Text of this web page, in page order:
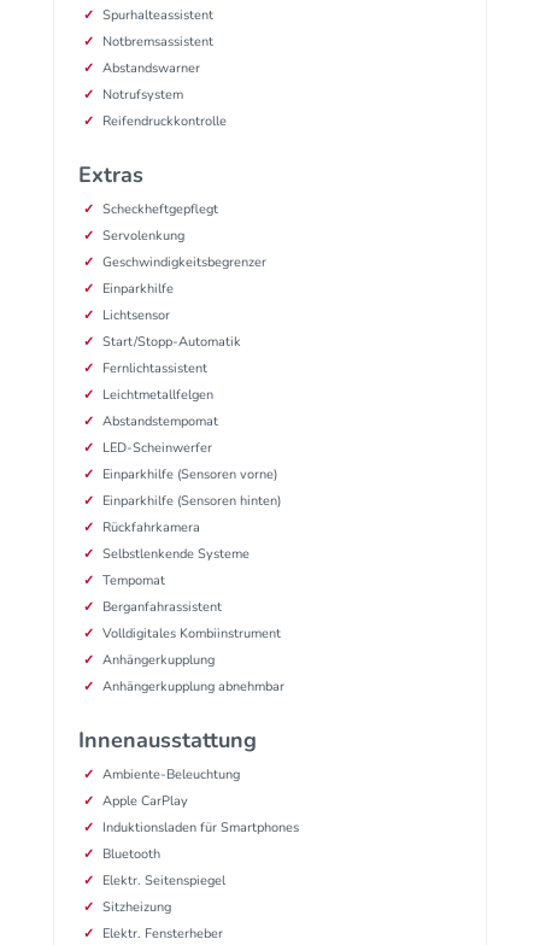
Spurhalteassistent
Notbremsassistent
Abstandswarner
Notrufsystem
Reifendruckkontrolle
Extras
Scheckheftgepflegt
Servolenkung
Geschwindigkeitsbegrenzer
Einparkhilfe
Lichtsensor
Start/Stopp-Automatik
Fernlichtassistent
Leichtmetallfelgen
Abstandstempomat
LED-Scheinwerfer
Einparkhilfe (Sensoren vorne)
Einparkhilfe (Sensoren hinten)
Rückfahrkamera
Selbstlenkende Systeme
Tempomat
Berganfahrassistent
Volldigitales Kombiinstrument
Anhängerkupplung
Anhängerkupplung abnehmbar
Innenausstattung
Ambiente-Beleuchtung
Apple CarPlay
Induktionsladen für Smartphones
Bluetooth
Elektr. Seitenspiegel
Sitzheizung
Elektr. Fensterheber